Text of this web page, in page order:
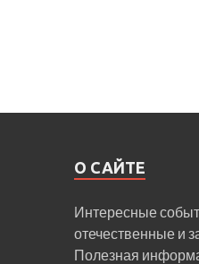
О САЙТЕ
Интересные
отечественные и
Полезная